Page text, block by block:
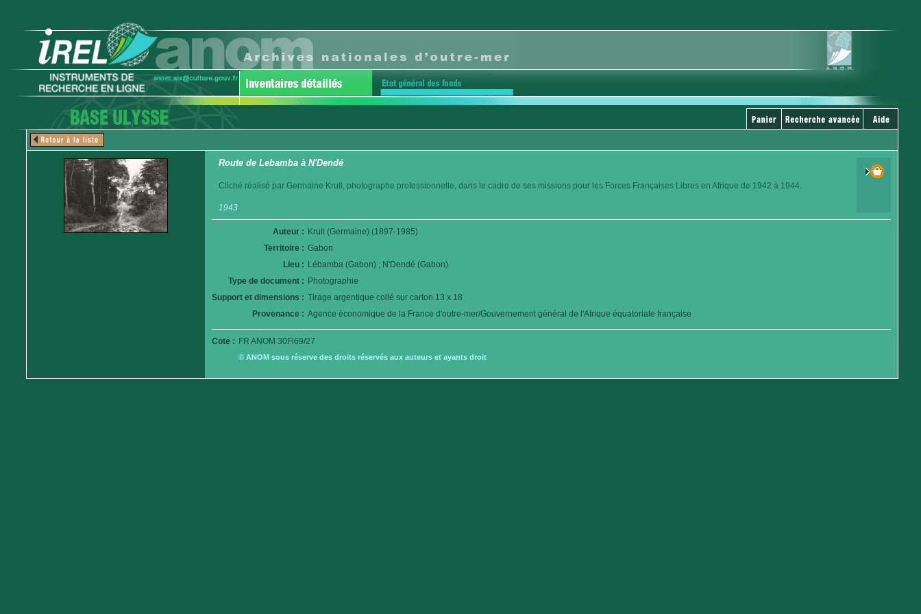
Route de Lebamba à N'Dendé
Cliché réalisé par Germaine Krull, photographe professionnelle, dans le cadre de ses missions pour les Forces Françaises Libres en Afrique de 1942 à 1944.
1943
Auteur : Krull (Germaine) (1897-1985)
Territoire : Gabon
Lieu : Lébamba (Gabon) ; N'Dendé (Gabon)
Type de document : Photographie
Support et dimensions : Tirage argentique collé sur carton 13 x 18
Provenance : Agence économique de la France d'outre-mer/Gouvernement général de l'Afrique équatoriale française
Cote : FR ANOM 30Fi69/27
© ANOM sous réserve des droits réservés aux auteurs et ayants droit